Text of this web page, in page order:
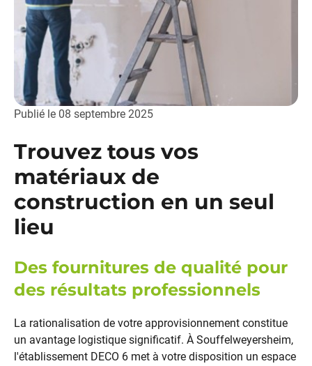
Publié le 08 septembre 2025
Trouvez tous vos
matériaux de
construction en un seul
lieu
Des fournitures de qualité pour
des résultats professionnels
La rationalisation de votre approvisionnement constitue
un avantage logistique significatif. À Souffelweyersheim,
l'établissement DECO 6 met à votre disposition un espace